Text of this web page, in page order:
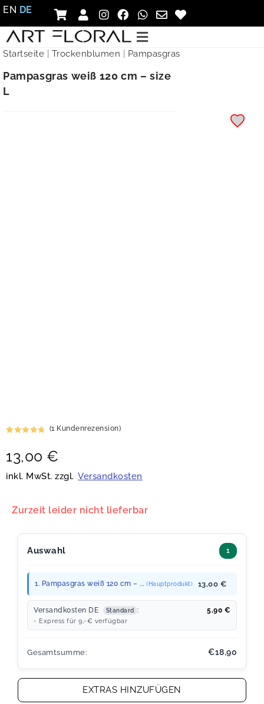
EN DE
Startseite Trockenblumen Pampasgras
Pampasgras weiß 120 cm – size
L
von 5,
basierend
ertung
(1 Kundenrezension)
13,00 €
inkl. MwSt. zzgl. Versandkosten
Zurzeit leider nicht lieferbar
Auswahl 1
1. Pampasgras weiß 120 cm – ... (Hauptprodukt) 13,00 €
Versandkosten DE Standard : 5,90 €
- Express für 9,-€ verfügbar
Gesamtsumme: €18,90
EXTRAS HINZUFÜGEN